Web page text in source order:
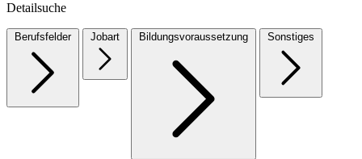
Detailsuche
Berufsfelder Jobart Bildungsvoraussetzung Sonstiges